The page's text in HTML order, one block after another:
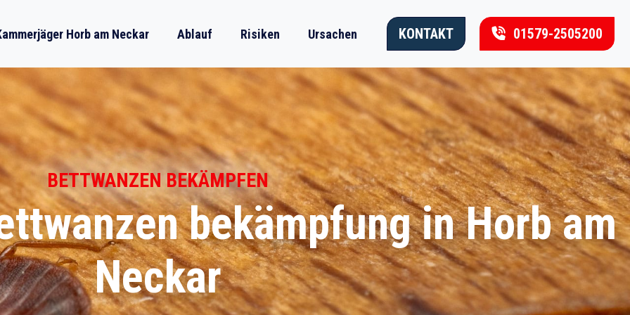
Horb am Neckar Ablauf Risiken Ursachen KONTAKT 01579-2505200
BETTWANZEN BEKÄMPFEN
bekämpfung in Horb am
Neckar